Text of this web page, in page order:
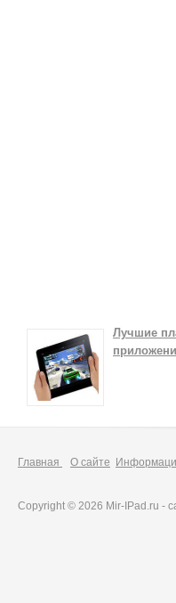
Лучшие
Главная О сайте
Copyright © 2026 Mir-IPad.ru -